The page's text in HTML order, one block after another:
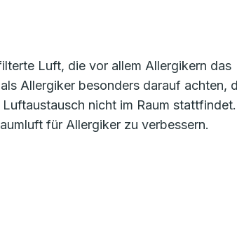
Luft, die vor allem Allergikern das
Allergiker besonders darauf achten,
nicht im Raum stattfindet.
für Allergiker zu verbessern.